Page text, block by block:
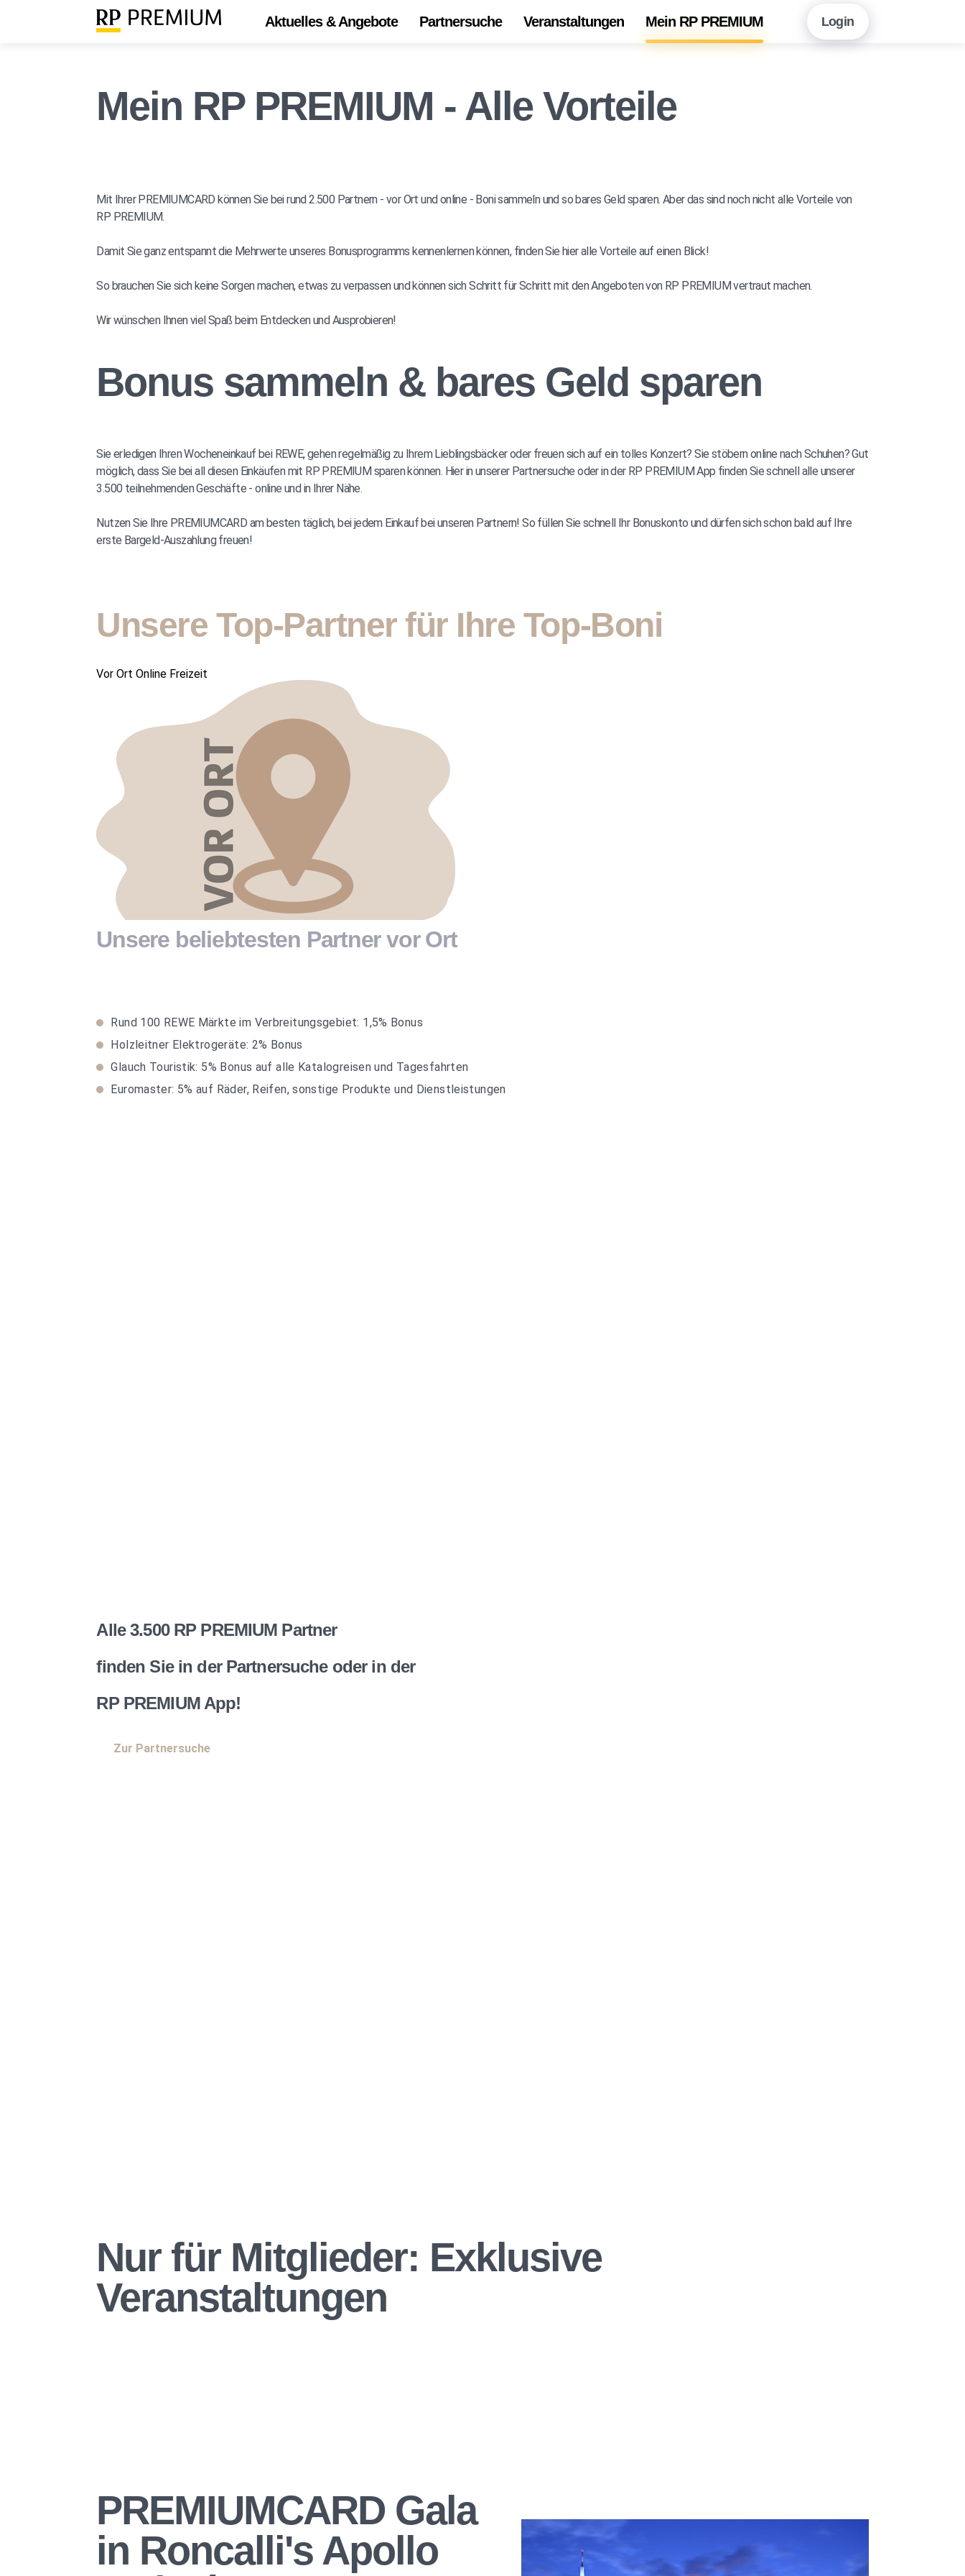
Aktuelles & Angebote Partnersuche Veranstaltungen Mein RP PREMIUM
Starten Sie hier!
Onlineshopping mit RP PREMIUM
Unser Newsletter-Angebot
Login
Mein RP PREMIUM - Alle Vorteile
Mit Ihrer PREMIUMCARD können Sie bei rund 2.500 Partnern - vor Ort und online - Boni sammeln und so bares Geld sparen. Aber das sind noch nicht alle Vorteile von
RP PREMIUM.
Damit Sie ganz entspannt die Mehrwerte unseres Bonusprogramms kennenlernen können, finden Sie hier alle Vorteile auf einen Blick!
So brauchen Sie sich keine Sorgen machen, etwas zu verpassen und können sich Schritt für Schritt mit den Angeboten von RP PREMIUM vertraut machen.
Wir wünschen Ihnen viel Spaß beim Entdecken und Ausprobieren!
Bonus sammeln & bares Geld sparen
Sie erledigen Ihren Wocheneinkauf bei REWE, gehen regelmäßig zu Ihrem Lieblingsbäcker oder freuen sich auf ein tolles Konzert? Sie stöbern online nach Schuhen? Gut
möglich, dass Sie bei all diesen Einkäufen mit RP PREMIUM sparen können. Hier in unserer Partnersuche oder in der RP PREMIUM App finden Sie schnell alle unserer
3.500 teilnehmenden Geschäfte - online und in Ihrer Nähe.
Nutzen Sie Ihre PREMIUMCARD am besten täglich, bei jedem Einkauf bei unseren Partnern! So füllen Sie schnell Ihr Bonuskonto und dürfen sich schon bald auf Ihre
erste Bargeld-Auszahlung freuen!
Unsere Top-Partner für Ihre Top-Boni
Vor Ort Online Freizeit
Unsere beliebtesten Partner vor Ort
Rund 100 REWE Märkte im Verbreitungsgebiet: 1,5% Bonus
Holzleitner Elektrogeräte: 2% Bonus
Glauch Touristik: 5% Bonus auf alle Katalogreisen und Tagesfahrten
Euromaster: 5% auf Räder, Reifen, sonstige Produkte und Dienstleistungen
Alle 3.500 RP PREMIUM Partner
finden Sie in der Partnersuche oder in der
RP PREMIUM App!
Zur Partnersuche
Nur für Mitglieder: Exklusive
Veranstaltungen
PREMIUMCARD Gala
in Roncalli's Apollo